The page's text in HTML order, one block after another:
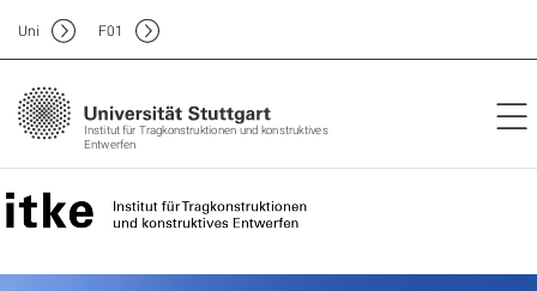
Institut für Tragkonstruktionen und konstruktives
Entwerfen
Uni F01